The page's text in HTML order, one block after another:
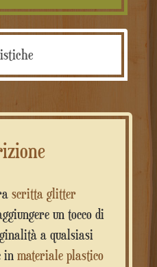
scritta glitter
un tocco di
a qualsiasi
in materiale plastico